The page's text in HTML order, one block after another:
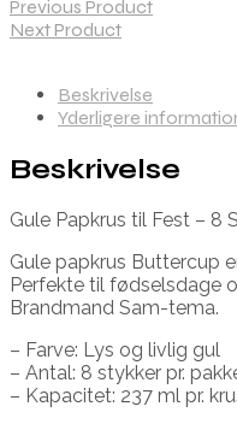
Previous Product
Next Product
Beskrivelse
Yderligere
Beskrivelse
Gule Papkrus til Fest – 8
Gule papkrus Buttercup
Perfekte til fødselsdage
Brandmand Sam-tema.
– Farve: Lys og livlig gul
– Antal: 8 stykker pr.
– Kapacitet: 237 ml pr.